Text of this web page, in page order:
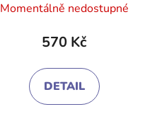
hodnocení
produktu
4,1
z
Momentálně nedostupné
570 Kč
DETAIL